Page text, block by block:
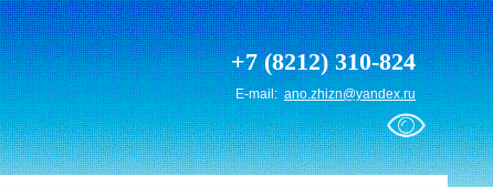
+7 (8212) 310-824
E-mail:ano.zhizn@yandex.ru